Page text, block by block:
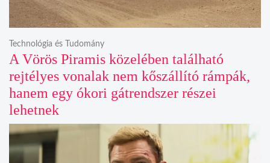
A Vörös Piramis közelében található
rejtélyes vonalak nem kőszállító rámpák,
hanem egy ókori gátrendszer részei
lehetnek
Technológia és Tudomány